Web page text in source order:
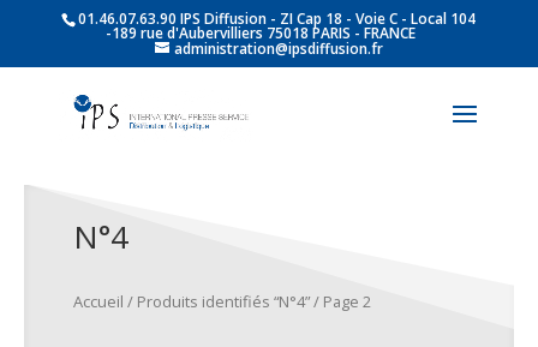
01.46.07.63.90 IPS Diffusion - ZI Cap 18 - Voie C - Local 104
-189 rue d'Aubervilliers 75018 PARIS - FRANCE
administration@ipsdiffusion.fr
N°4
Accueil / Produits identifiés “N°4”/ Page 2